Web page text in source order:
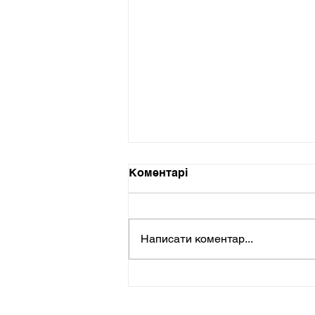
Коментарі
Написати коментар...